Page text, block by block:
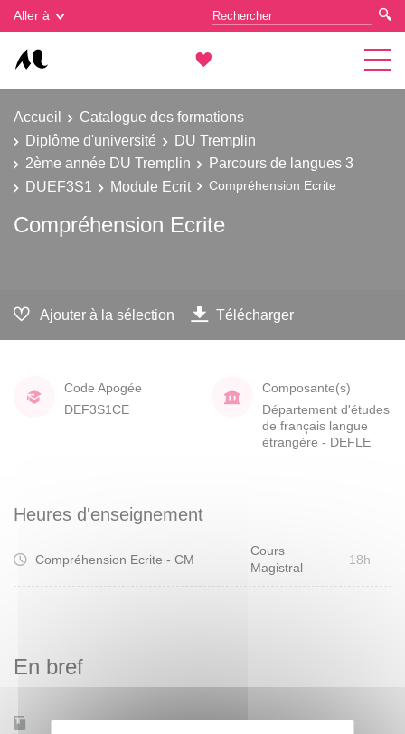
Aller à
Accueil
Catalogue des formations
Diplôme d'université
DU Tremplin
2ème année DU Tremplin
Parcours de langues 3
DUEF3S1
Module Ecrit Compréhension Ecrite
Compréhension Ecrite
Ajouter à la sélection Télécharger
Code Apogée
DEF3S1CE
Composante(s)
Département d'études
de français langue
étrangère - DEFLE
Heures d'enseignement
Compréhension Ecrite - CM
Cours
Magistral
18h
En bref
Accessible à distance Non
Gestion des cookies